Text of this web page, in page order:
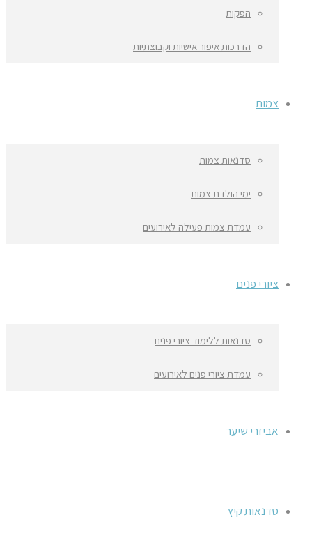
הפקות
הדרכות איפור אישיות וקבוצתיות
צמות
סדנאות צמות
ימי הולדת צמות
עמדת צמות פעילה לאירועים
ציורי פנים
סדנאות ללימוד ציורי פנים
עמדת ציורי פנים לאירועים
אביזרי שיער
סדנאות קיץ